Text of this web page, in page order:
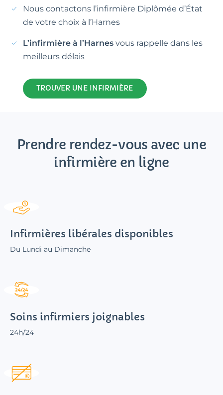
Nous contactons l’infirmière Diplômée d’État
de votre choix à l’Harnes
L’infirmière à l’Harnes vous rappelle dans les
meilleurs délais
TROUVER UNE INFIRMIÈRE
Prendre rendez-vous avec une
infirmière en ligne
Infirmières libérales disponibles
Du Lundi au Dimanche
Soins infirmiers joignables
24h/24